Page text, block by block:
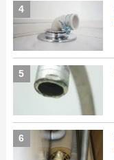
4
5
6